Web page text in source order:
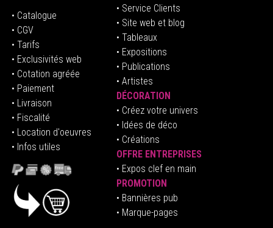
• Catalogue
• CGV
• Tarifs
• Exclusivités web
• Cotation agréée
• Paiement
• Livraison
• Fiscalité
• Location d'oeuvres
• Infos utiles
• Service Clients
• Site web et blog
• Tableaux
• Expositions
• Publications
• Artistes
DÉCORATION
• Créez votre univers
• Idées de déco
• Créations
OFFRE ENTREPRISES
• Expos clef en main
PROMOTION
• Bannières pub
• Marque-pages